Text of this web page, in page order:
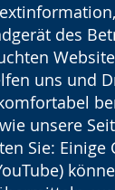
des
uns und
unsere
Sie: Einige